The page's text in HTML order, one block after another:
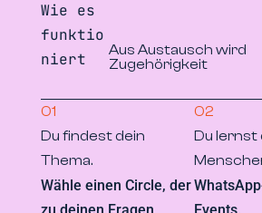
Wie es
funktio
niert
Aus Austausch wird
Zugehörigkeit
01
Du findest dein
Thema.
Wähle einen Circle, der
02
Du lernst